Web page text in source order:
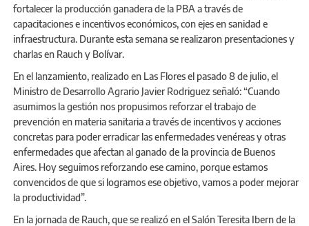
fortalecer la producción ganadera de la PBA a través de
capacitaciones e incentivos económicos, con ejes en sanidad e
infraestructura. Durante esta semana se realizaron presentaciones y
charlas en Rauch y Bolívar.
En el lanzamiento, realizado en Las Flores el pasado 8 de julio, el
Ministro de Desarrollo Agrario Javier Rodriguez señaló: “Cuando
asumimos la gestión nos propusimos reforzar el trabajo de
prevención en materia sanitaria a través de incentivos y acciones
concretas para poder erradicar las enfermedades venéreas y otras
enfermedades que afectan al ganado de la provincia de Buenos
Aires. Hoy seguimos reforzando ese camino, porque estamos
convencidos de que si logramos ese objetivo, vamos a poder mejorar
la productividad”.
En la jornada de Rauch, que se realizó en el Salón Teresita Ibern de la